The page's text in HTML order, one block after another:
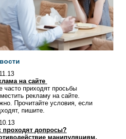
на сайте
часто приходят просьбы
рекламу на сайте.
Прочитайте условия, если
пишите.
проходят допросы?
манипуляциям.